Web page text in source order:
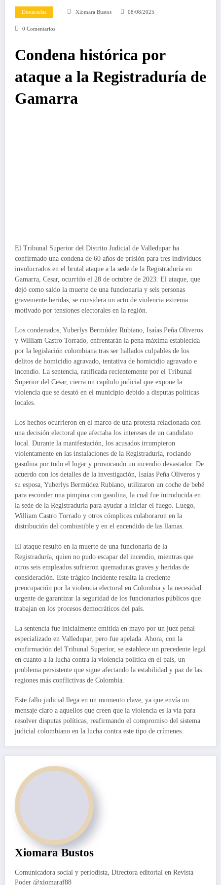
Destacadas Xiomara Bustos 08/08/2025
0 Comentarios
Condena histórica por
ataque a la Registraduría de
Gamarra
El Tribunal Superior del Distrito Judicial de Valledupar ha
confirmado una condena de 60 años de prisión para tres individuos
involucrados en el brutal ataque a la sede de la Registraduría en
Gamarra, Cesar, ocurrido el 28 de octubre de 2023. El ataque, que
dejó como saldo la muerte de una funcionaria y seis personas
gravemente heridas, se considera un acto de violencia extrema
motivado por tensiones electorales en la región.
Los condenados, Yuberlys Bermúdez Rubiano, Isaías Peña Oliveros
y William Castro Torrado, enfrentarán la pena máxima establecida
por la legislación colombiana tras ser hallados culpables de los
delitos de homicidio agravado, tentativa de homicidio agravado e
incendio. La sentencia, ratificada recientemente por el Tribunal
Superior del Cesar, cierra un capítulo judicial que expone la
violencia que se desató en el municipio debido a disputas políticas
locales.
Los hechos ocurrieron en el marco de una protesta relacionada con
una decisión electoral que afectaba los intereses de un candidato
local. Durante la manifestación, los acusados irrumpieron
violentamente en las instalaciones de la Registraduría, rociando
gasolina por todo el lugar y provocando un incendio devastador. De
acuerdo con los detalles de la investigación, Isaías Peña Oliveros y
su esposa, Yuberlys Bermúdez Rubiano, utilizaron un coche de bebé
para esconder una pimpina con gasolina, la cual fue introducida en
la sede de la Registraduría para ayudar a iniciar el fuego. Luego,
William Castro Torrado y otros cómplices colaboraron en la
distribución del combustible y en el encendido de las llamas.
El ataque resultó en la muerte de una funcionaria de la
Registraduría, quien no pudo escapar del incendio, mientras que
otros seis empleados sufrieron quemaduras graves y heridas de
consideración. Este trágico incidente resalta la creciente
preocupación por la violencia electoral en Colombia y la necesidad
urgente de garantizar la seguridad de los funcionarios públicos que
trabajan en los procesos democráticos del país.
La sentencia fue inicialmente emitida en mayo por un juez penal
especializado en Valledupar, pero fue apelada. Ahora, con la
confirmación del Tribunal Superior, se establece un precedente legal
en cuanto a la lucha contra la violencia política en el país, un
problema persistente que sigue afectando la estabilidad y paz de las
regiones más conflictivas de Colombia.
Este fallo judicial llega en un momento clave, ya que envía un
mensaje claro a aquellos que creen que la violencia es la vía para
resolver disputas políticas, reafirmando el compromiso del sistema
judicial colombiano en la lucha contra este tipo de crímenes.
Xiomara Bustos
Comunicadora social y periodista, Directora editorial en Revista
Poder @xiomaraf88